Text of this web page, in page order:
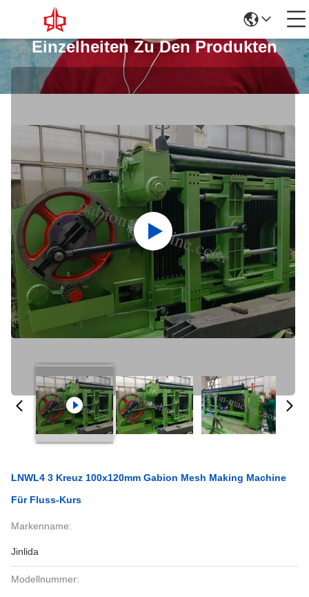
Einzelheiten Zu Den Produkten
LNWL4 3 Kreuz 100x120mm Gabion Mesh Making Machine
Für Fluss-Kurs
Markenname:
Jinlida
Modellnummer: